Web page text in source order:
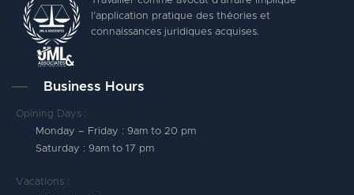
l’application pratique des théories et
connaissances juridiques acquises.
Business Hours
Opining Days :
Monday – Friday : 9am to 20 pm
Saturday : 9am to 17 pm
Vacations :